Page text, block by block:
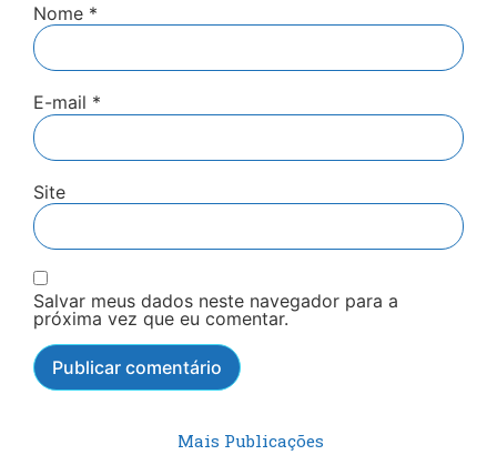
Nome *
E-mail *
Site
Salvar meus dados neste navegador para a
próxima vez que eu comentar.
Mais Publicações